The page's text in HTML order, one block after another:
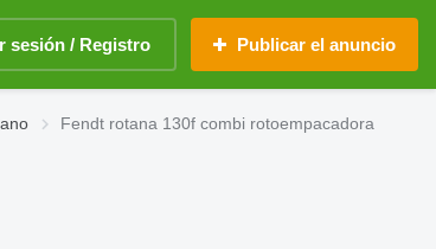
sesión / Registro Publicar el anuncio
Fendt rotana 130f combi rotoempacadora